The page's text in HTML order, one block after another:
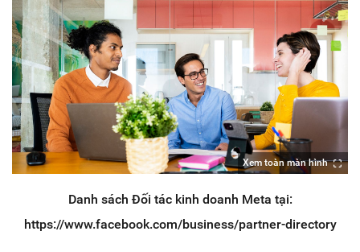
Xem toàn màn hình
Danh sách Đối tác kinh doanh Meta tại:
https://www.facebook.com/business/partner-directory